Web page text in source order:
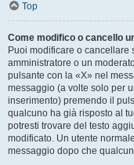
Top
Come modifico o cancello
Puoi modificare o cancellare
amministratore o un
pulsante con la «X» nel
messaggio (a volte solo per
inserimento) premendo il
qualcuno ha già risposto al
potresti trovare del testo
modificato. Un utente
messaggio dopo che